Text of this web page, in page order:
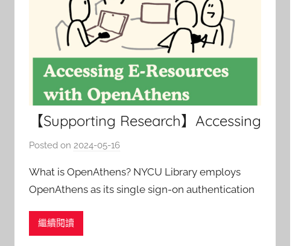
【Supporting Research】Accessing
E-Resources with OpenAthens
Posted on 2024-05-16
c
h
What is OpenAthens? NYCU Library employs
OpenAthens as its single sign-on authentication
subscription-based e
繼續閱讀